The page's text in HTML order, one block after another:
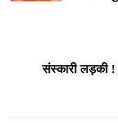
संस्कारी लड़की !